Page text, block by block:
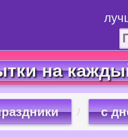
на
с